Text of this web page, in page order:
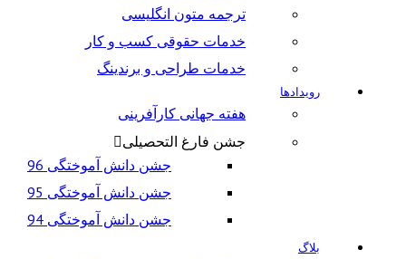
ترجمه متون انگلیسی
خدمات حقوقی کسب و کار
خدمات طراحی و برندینگ
هفته جهانی کارآفرینی
جشن فارغ التحصیلی
جشن دانش آموختگی 96
جشن دانش آموختگی 95
جشن دانش آموختگی 94